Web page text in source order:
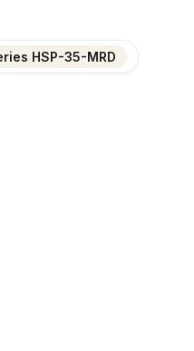
HSP-35-MRD